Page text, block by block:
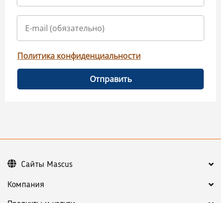
Политика конфиденциальности
Отправить
Компания
Сайты Mascus